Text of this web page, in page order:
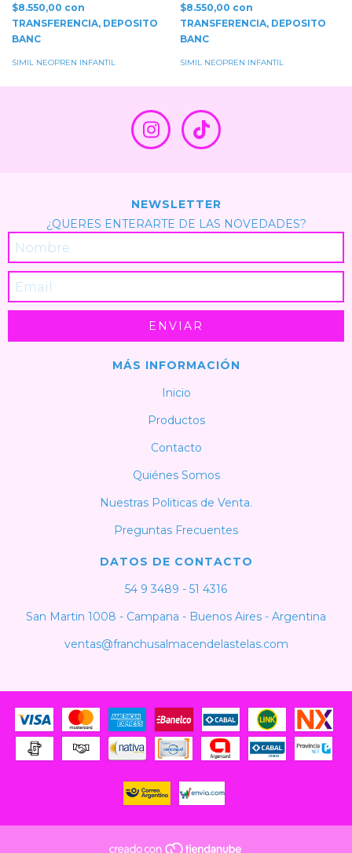
$8.550,00 con
TRANSFERENCIA, DEPOSITO
BANC
SIMIL NEOPREN INFANTIL
$8.550,00 con
TRANSFERENCIA, DEPOSITO
BANC
SIMIL NEOPREN INFANTIL
NEWSLETTER
¿QUERES ENTERARTE DE LAS NOVEDADES?
MÁS INFORMACIÓN
Inicio
Productos
Contacto
Quiénes Somos
Nuestras Politicas de Venta.
Preguntas Frecuentes
DATOS DE CONTACTO
54 9 3489 - 51 4316
San Martin 1008 - Campana - Buenos Aires - Argentina
ventas@franchusalmacendelastelas.com